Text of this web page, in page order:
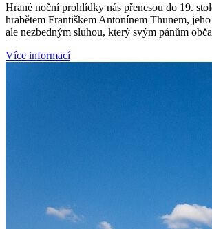
Hrané noční prohlídky nás přenesou do 19.
hrabětem Františkem Antonínem Thunem,
ale nezbedným sluhou, který svým pánům
Více informací